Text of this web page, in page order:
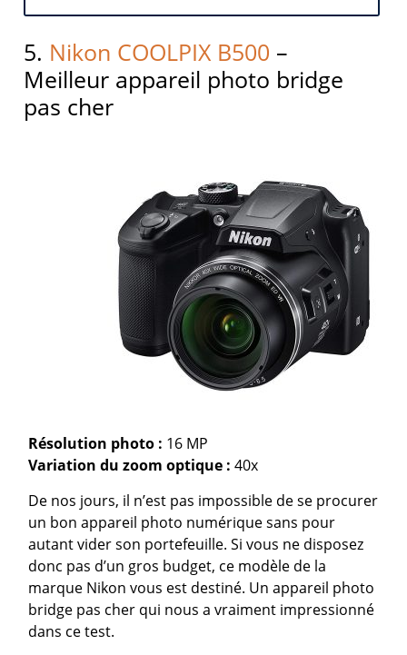
5. Nikon COOLPIX B500 –
Meilleur appareil photo bridge
pas cher
Résolution photo : 16 MP
Variation du zoom optique : 40x
De nos jours, il n’est pas impossible de se procurer
un bon appareil photo numérique sans pour
autant vider son portefeuille. Si vous ne disposez
donc pas d’un gros budget, ce modèle de la
marque Nikon vous est destiné. Un appareil photo
bridge pas cher qui nous a vraiment impressionné
dans ce test.